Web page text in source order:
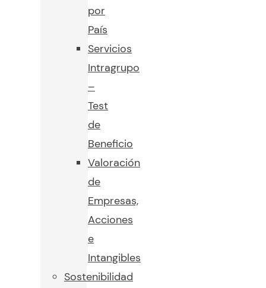
por
País
Servicios
Intragrupo
–
Test
de
Beneficio
Valoración
de
Empresas,
Acciones
e
Intangibles
Sostenibilidad